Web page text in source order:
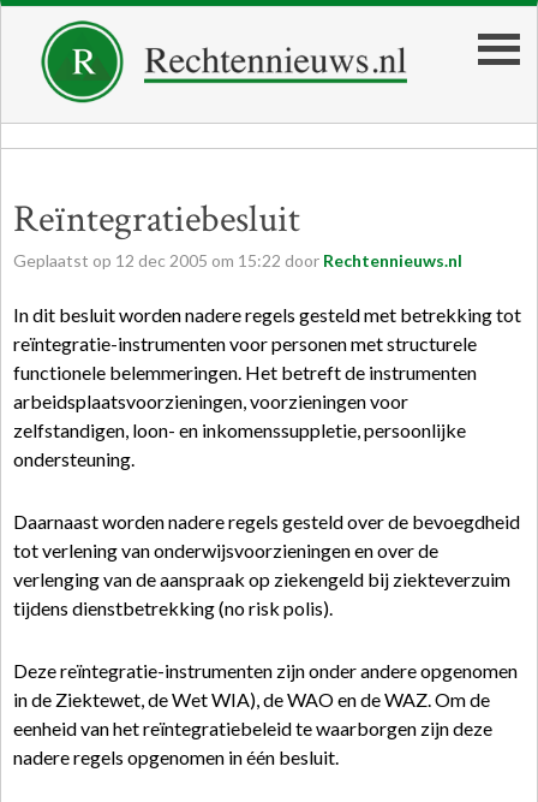
Reïntegratiebesluit
Geplaatst op 12 dec 2005 om 15:22 door Rechtennieuws.nl
In dit besluit worden nadere regels gesteld met betrekking tot
reïntegratie-instrumenten voor personen met structurele
functionele belemmeringen. Het betreft de instrumenten
arbeidsplaatsvoorzieningen, voorzieningen voor
zelfstandigen, loon- en inkomenssuppletie, persoonlijke
ondersteuning.
Daarnaast worden nadere regels gesteld over de bevoegdheid
tot verlening van onderwijsvoorzieningen en over de
verlenging van de aanspraak op ziekengeld bij ziekteverzuim
tijdens dienstbetrekking (no risk polis).
Deze reïntegratie-instrumenten zijn onder andere opgenomen
in de Ziektewet, de Wet WIA), de WAO en de WAZ. Om de
eenheid van het reïntegratiebeleid te waarborgen zijn deze
nadere regels opgenomen in één besluit.